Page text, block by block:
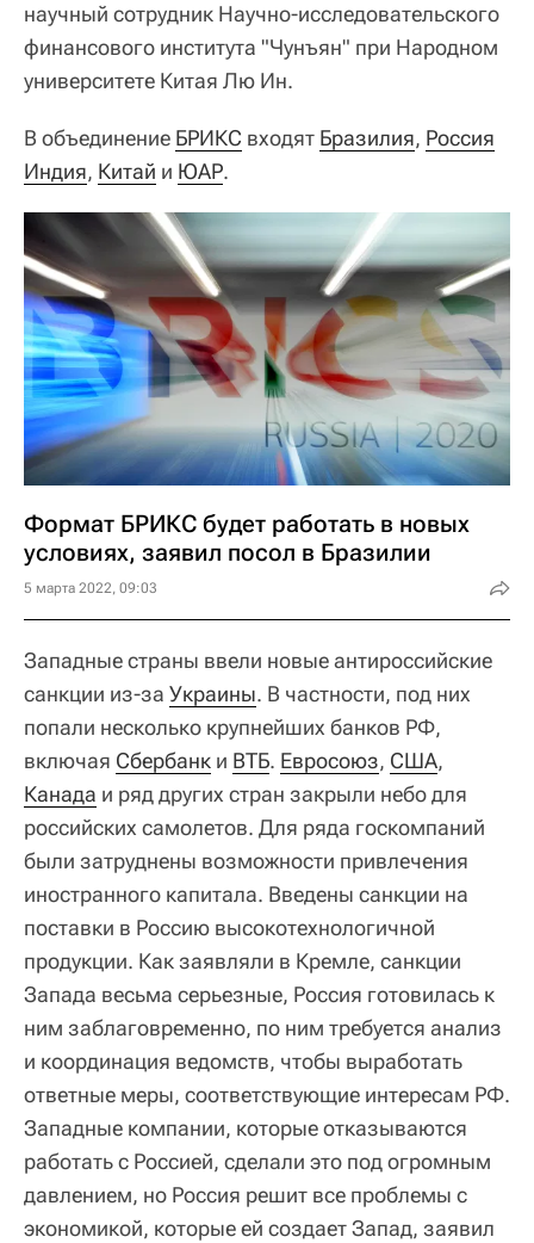
научный сотрудник Научно-исследовательского
финансового института "Чунъян" при Народном
университете Китая Лю Ин.
В объединение БРИКС входят Бразилия, Россия
Индия, Китай и ЮАР.
Формат БРИКС будет работать в новых
условиях, заявил посол в Бразилии
5 марта 2022, 09:03
Западные страны ввели новые антироссийские
санкции из-за Украины. В частности, под них
попали несколько крупнейших банков РФ,
включая Сбербанк и ВТБ. Евросоюз, США,
Канада и ряд других стран закрыли небо для
российских самолетов. Для ряда госкомпаний
были затруднены возможности привлечения
иностранного капитала. Введены санкции на
поставки в Россию высокотехнологичной
продукции. Как заявляли в Кремле, санкции
Запада весьма серьезные, Россия готовилась к
ним заблаговременно, по ним требуется анализ
и координация ведомств, чтобы выработать
ответные меры, соответствующие интересам РФ.
Западные компании, которые отказываются
работать с Россией, сделали это под огромным
давлением, но Россия решит все проблемы с
экономикой, которые ей создает Запад, заявил